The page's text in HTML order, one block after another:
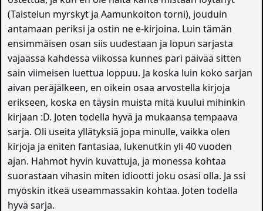
(Taistelun myrskyt ja Aamunkoiton torni), jouduin
antamaan periksi ja ostin ne e-kirjoina. Luin tämän
ensimmäisen osan siis uudestaan ja lopun sarjasta
vajaassa kahdessa viikossa kunnes pari päivää sitten
sain viimeisen luettua loppuu. Ja koska luin koko sarjan
aivan peräjälkeen, en oikein osaa arvostella kirjoja
erikseen, koska en täysin muista mitä kuului mihinkin
kirjaan :D. Joten todella hyvä ja mukaansa tempaava
sarja. Oli useita yllätyksiä jopa minulle, vaikka olen
kirjoja ja eniten fantasiaa, lukenutkin yli 40 vuoden
ajan. Hahmot hyvin kuvattuja, ja monessa kohtaa
suorastaan vihasin miten idiootti joku osasi olla. Ja ssi
myöskin itkeä useammassakin kohtaa. Joten todella
hyvä sarja.